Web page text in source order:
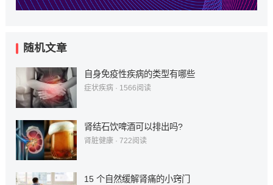
随机文章
自身免疫性疾病的类型有哪些
症状疾病· 1566阅读
肾结石饮啤酒可以排出吗?
肾脏健康· 722阅读
15 个自然缓解肾痛的小窍门